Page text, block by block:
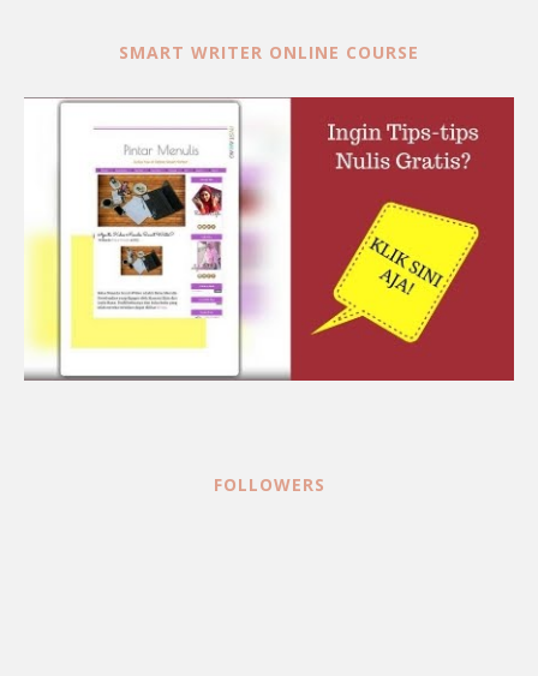
SMART WRITER ONLINE COURSE
FOLLOWERS